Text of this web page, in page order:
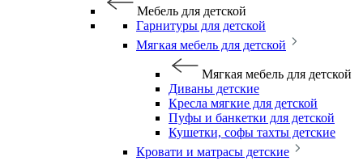
Мебель для детской
Гарнитуры для детской
Мягкая мебель для детской
Мягкая мебель для детской
Диваны детские
Кресла мягкие для детской
Пуфы и банкетки для детской
Кушетки, софы тахты детские
Кровати и матрасы детские